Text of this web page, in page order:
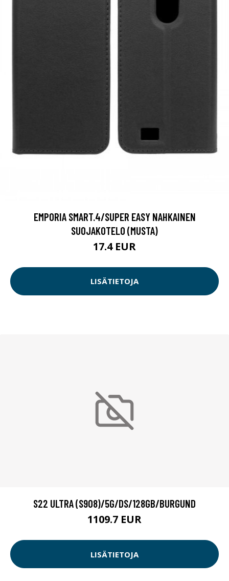
EMPORIA SMART.4/SUPER EASY NAHKAINEN
SUOJAKOTELO (MUSTA)
17.4 EUR
LISÄTIETOJA
S22 ULTRA (S908)/5G/DS/128GB/BURGUND
1109.7 EUR
LISÄTIETOJA